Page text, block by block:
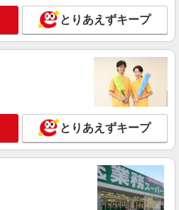
詳細を見る
＞障がい者支援員募集！≪面接なし
円〜2250円 ＜日払い有/週払い有/交
ガソリン代含む)＞
都粟生南≪最寄り駅：彩都西≫
詳細を見る
とりあえずキープ
とりあえずキープ